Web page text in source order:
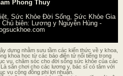
Sức Khỏe Đời Sống, Sức Khỏe Gia
Chủ biên: Lương y Nguyễn Hùng-
dựng nhằm sưu tầm các kiến thức về y khoa,
khoa học từ các báo điện tử nổi tiếng trong
vụ, chăm sóc cho đời sống sức khỏe của các
sân chơi cho các lương y, bác sĩ có tâm với
vụ cộng đồng phi lợi nhuận.